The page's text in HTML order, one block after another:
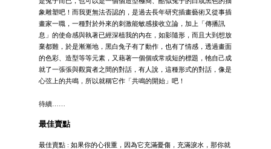
象雕塑吧！而我更無法否認的，是過去長年研究插畫藝術又從事插
畫家一職，一種對於外來的刺激能敏感接收立論，加上「傳播訊
息」的使命感與執著已經深植我的內在，如影隨形，而且大到想放
棄都難，於是漸漸地，黑白兔子有了動作，也有了情感，透過畫面
的色彩、造型等等元素，又藉著一個個或常或短的標題，牠自己成
就了一張張與觀賞者之間的對話，有人說，這種形式的對話，像是
心弦上的共鳴，所以就稱它作「共鳴的開始」吧！
待續……
最佳賣點
最佳賣點 : 如果你的心很重，因為它充滿憂傷，充滿淚水，那你就